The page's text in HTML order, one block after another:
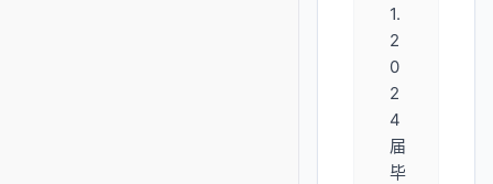
1.
2
0
2
4
届
毕